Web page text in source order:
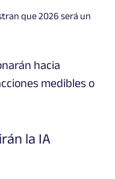
que 2026 será un
hacia
medibles o
la IA